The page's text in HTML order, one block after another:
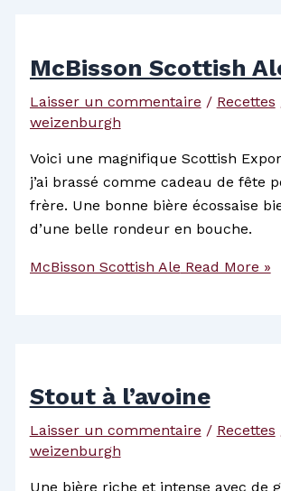
McBisson Scottish
Laisser un commentaire / Recettes
weizenburgh
Voici une magnifique Scottish
j’ai brassé comme cadeau de fête
frère. Une bonne bière écossaise
d’une belle rondeur en bouche.
McBisson Scottish Ale Read More »
Stout à l’avoine
Laisser un commentaire / Recettes
weizenburgh
Une bière riche et intense avec de